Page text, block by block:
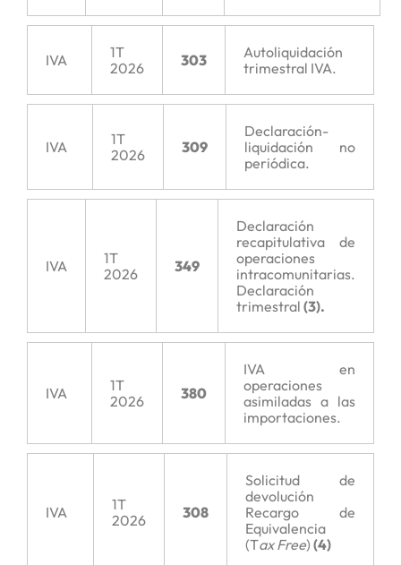
IVA
1T
2026
303
Autoliquidación
trimestral IVA.
IVA
1T
2026
309
Declaración-
liquidación no
periódica.
IVA
1T
2026
349
Declaración
recapitulativa de
operaciones
intracomunitarias.
Declaración
trimestral (3).
IVA
1T
2026
380
IVA en
operaciones
asimiladas a las
importaciones.
IVA
1T
2026
308
Solicitud de
devolución
Recargo de
Equivalencia
(Tax Free) (4)